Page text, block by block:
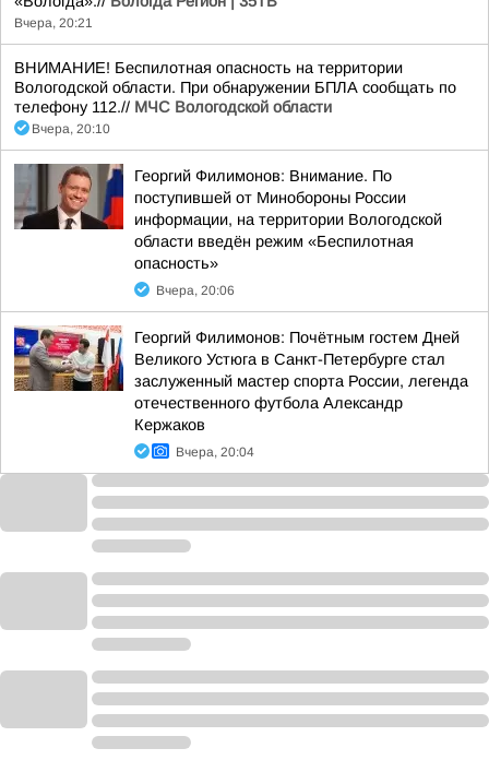
Вчера, 20:21
ВНИМАНИЕ! Беспилотная опасность на территории
Вологодской области. При обнаружении БПЛА сообщать по
телефону 112.// МЧС Вологодской области
Вчера, 20:10
Георгий Филимонов: Внимание. По
поступившей от Минобороны России
информации, на территории Вологодской
области введён режим «Беспилотная
опасность»
Вчера, 20:06
Георгий Филимонов: Почётным гостем Дней
Великого Устюга в Санкт-Петербурге стал
заслуженный мастер спорта России, легенда
отечественного футбола Александр
Кержаков
Вчера, 20:04